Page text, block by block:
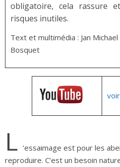
obligatoire, cela rassure
risques inutiles.
Text et multimédia : Jan
Bosquet
L ’essaimage est pour les
reproduire. C’est un besoin